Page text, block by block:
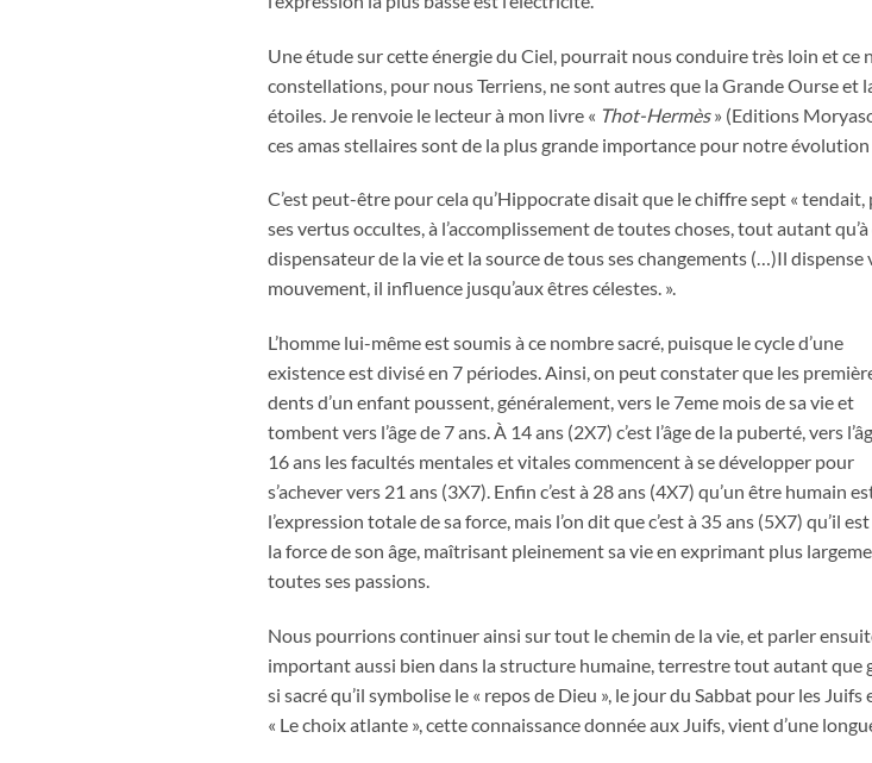
Une étude sur cette énergie du Ciel, pourrait nous conduire très loin et ce
constellations, pour nous Terriens, ne sont autres que la Grande Ourse
étoiles. Je renvoie le lecteur à mon livre « Thot-Hermès» (Editions
ces amas stellaires sont de la plus grande importance pour notre évolution
C’est peut-être pour cela qu’Hippocrate disait que le chiffre sept « tendait,
ses vertus occultes, à l’accomplissement de toutes choses, tout autant
dispensateur de la vie et la source de tous ses changements (…)Il dispense
mouvement, il influence jusqu’aux êtres célestes. ».
L’homme lui-même est soumis à ce nombre sacré, puisque le cycle d’une
existence est divisé en 7 périodes. Ainsi, on peut constater que les
dents d’un enfant poussent, généralement, vers le 7eme mois de sa vie et
tombent vers l’âge de 7 ans. À 14 ans (2X7) c’est l’âge de la puberté, vers
16 ans les facultés mentales et vitales commencent à se développer pour
s’achever vers 21 ans (3X7). Enfin c’est à 28 ans (4X7) qu’un être humain
l’expression totale de sa force, mais l’on dit que c’est à 35 ans (5X7) qu’il
la force de son âge, maîtrisant pleinement sa vie en exprimant plus
toutes ses passions.
Nous pourrions continuer ainsi sur tout le chemin de la vie, et parler
important aussi bien dans la structure humaine, terrestre tout autant que
si sacré qu’il symbolise le « repos de Dieu », le jour du Sabbat pour les
« Le choix atlante », cette connaissance donnée aux Juifs, vient d’une